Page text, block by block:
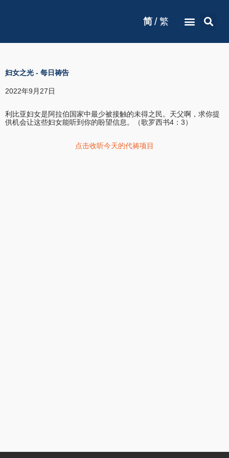
简 / 繁
妇女之光 - 每日祷告
2022年9月27日
利比亚妇女是阿拉伯国家中最少被接触的未得之民。天父啊，求你提
供机会让这些妇女能听到你的盼望信息。（歌罗西书4：3）
点击收听今天的代祷项目